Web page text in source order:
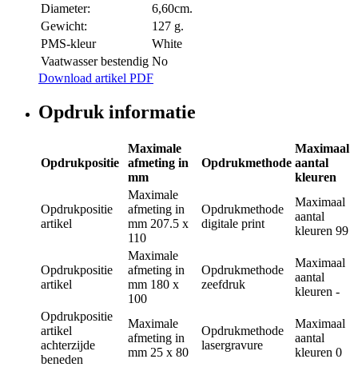
Diameter:
6,60cm.
Gewicht:
127 g.
PMS-kleur
White
Vaatwasser bestendig No
Download artikel PDF
Opdruk informatie
Opdrukpositie
Maximale
afmeting in
mm
Opdrukmethode
Maximaal
aantal
kleuren
Opdrukpositie
artikel
Maximale
afmeting in
mm 207.5 x
110
Opdrukmethode
digitale print
Maximaal
aantal
kleuren 99
Opdrukpositie
artikel
Maximale
afmeting in
mm 180 x
100
Opdrukmethode
zeefdruk
Maximaal
aantal
kleuren -
Opdrukpositie
artikel
achterzijde
beneden
Maximale
afmeting in
mm 25 x 80
Opdrukmethode
lasergravure
Maximaal
aantal
kleuren 0